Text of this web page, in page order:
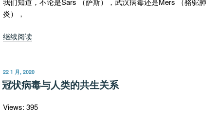
了！
宇）
”
炎），
继续阅读“为
美
国
野
发
布
于
22 1 月, 2020
冠状病毒与人类的共生关系
Views: 395